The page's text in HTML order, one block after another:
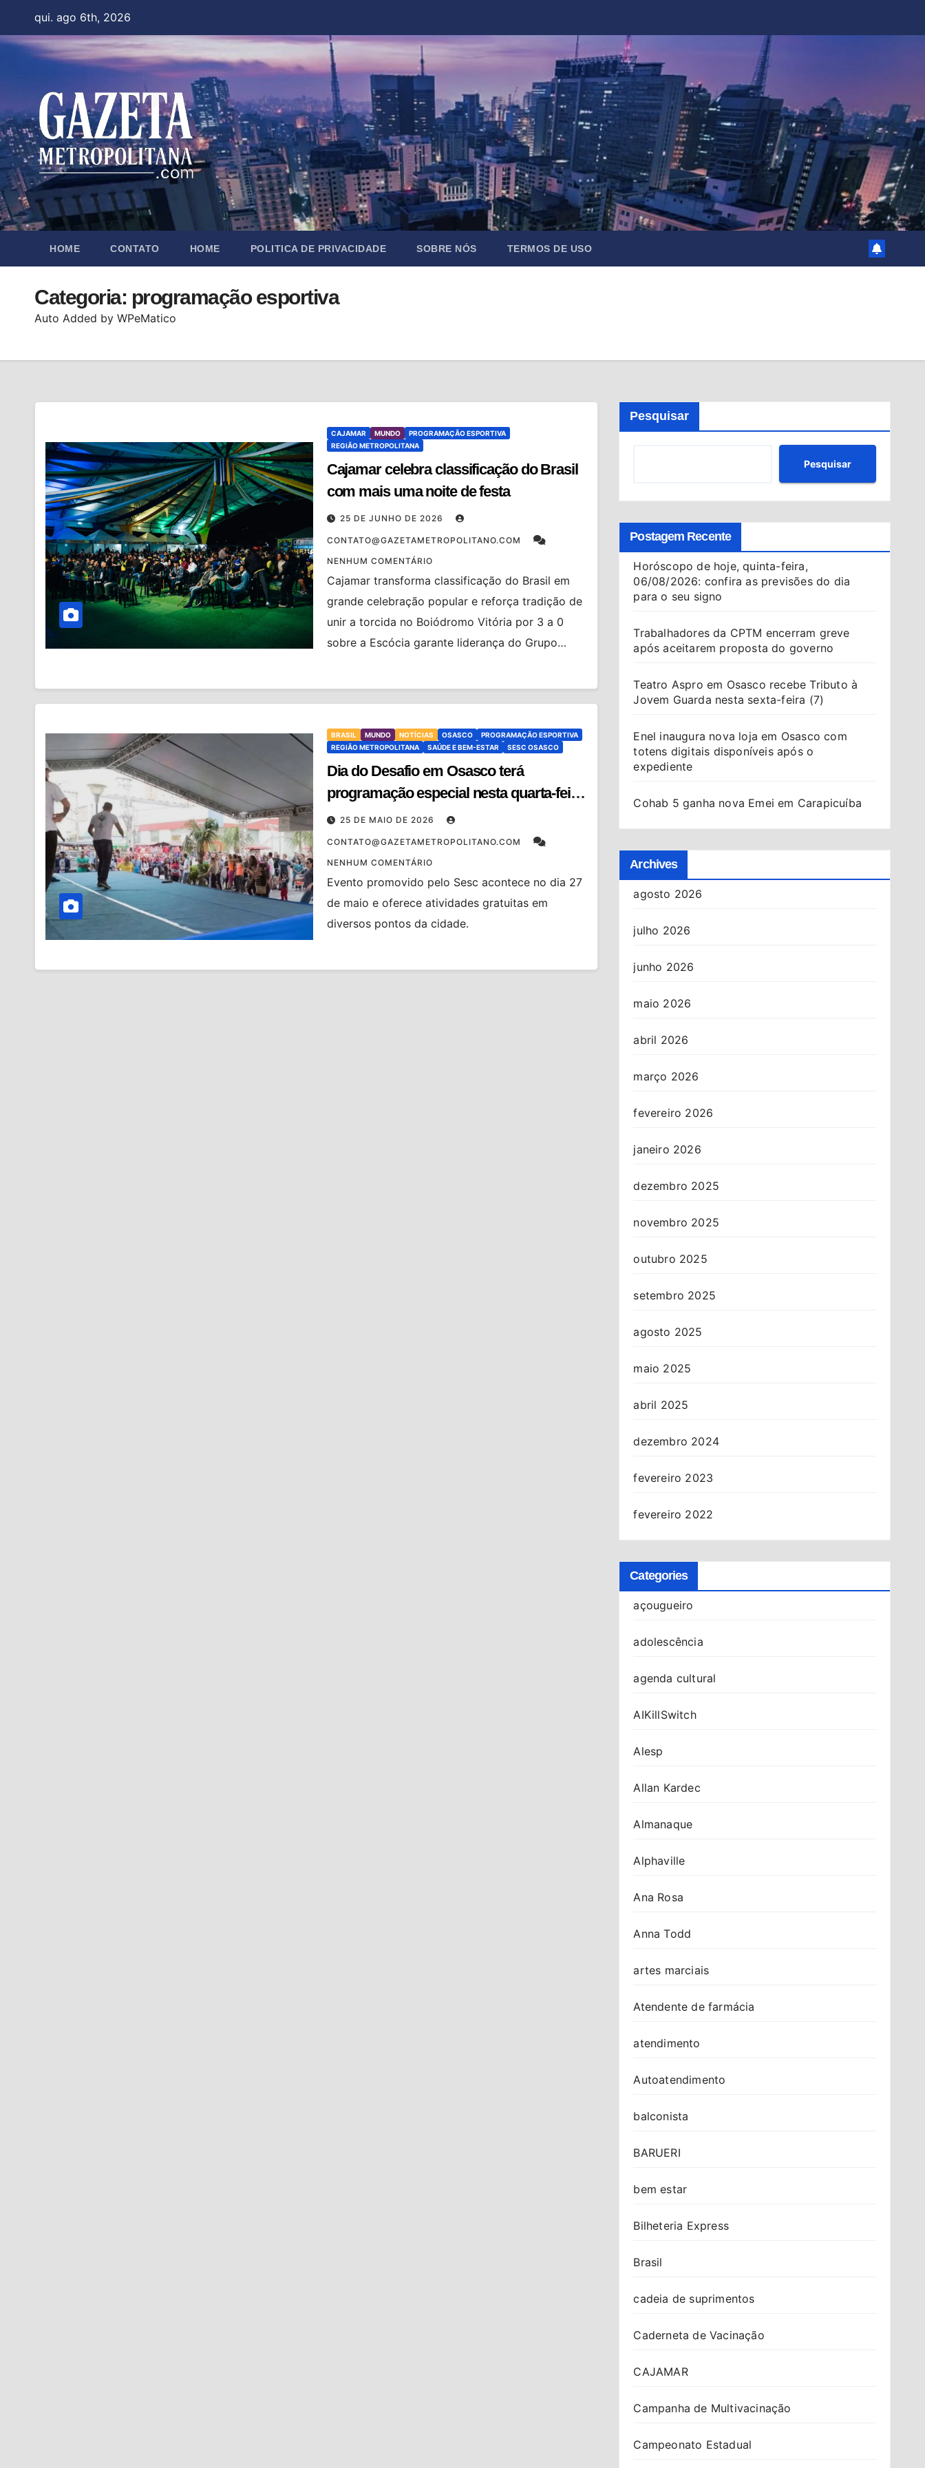
content
qui. ago 6th, 2026
HOME CONTATO HOME POLITICA DE PRIVACIDADE SOBRE NÓS TERMOS DE USO
Categoria: programação esportiva
Auto Added by WPeMatico
CAJAMAR MUNDO
PROGRAMAÇÃO ESPORTIVA
REGIÃO METROPOLITANA
Cajamar celebra classificação do Brasil
com mais uma noite de festa
25 DE JUNHO DE 2026
CONTATO@GAZETAMETROPOLITANO.COM
NENHUM COMENTÁRIO
Cajamar transforma classificação do Brasil em
grande celebração popular e reforça tradição de
unir a torcida no Boiódromo Vitória por 3 a 0
sobre a Escócia garante liderança do Grupo…
BRASIL MUNDO NOTÍCIAS OSASCO
PROGRAMAÇÃO ESPORTIVA
REGIÃO METROPOLITANA
SAÚDE E BEM-ESTAR SESC OSASCO
Dia do Desafio em Osasco terá
programação especial nesta quarta-feira
(27)25 DE MAIO DE 2026
CONTATO@GAZETAMETROPOLITANO.COM
NENHUM COMENTÁRIO
Evento promovido pelo Sesc acontece no dia 27
de maio e oferece atividades gratuitas em
diversos pontos da cidade.
Pesquisar
Pesquisar
Postagem Recente
Horóscopo de hoje, quinta-feira,
06/08/2026: confira as previsões do dia
para o seu signo
Trabalhadores da CPTM encerram greve
após aceitarem proposta do governo
Teatro Aspro em Osasco recebe Tributo à
Jovem Guarda nesta sexta-feira (7)
Enel inaugura nova loja em Osasco com
totens digitais disponíveis após o
expediente
Cohab 5 ganha nova Emei em Carapicuíba
Archives
agosto 2026
julho 2026
junho 2026
maio 2026
abril 2026
março 2026
fevereiro 2026
janeiro 2026
dezembro 2025
novembro 2025
outubro 2025
setembro 2025
agosto 2025
maio 2025
abril 2025
dezembro 2024
fevereiro 2023
fevereiro 2022
Categories
açougueiro
adolescência
agenda cultural
AIKillSwitch
Alesp
Allan Kardec
Almanaque
Alphaville
Ana Rosa
Anna Todd
artes marciais
Atendente de farmácia
atendimento
Autoatendimento
balconista
BARUERI
bem estar
Bilheteria Express
Brasil
cadeia de suprimentos
Caderneta de Vacinação
CAJAMAR
Campanha de Multivacinação
Campeonato Estadual